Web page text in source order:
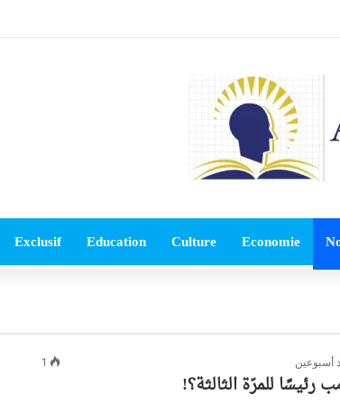
Economie
Culture
Education
Exclusif
أسبوعين 1
رئيسًا للمرّة الثالثة؟!